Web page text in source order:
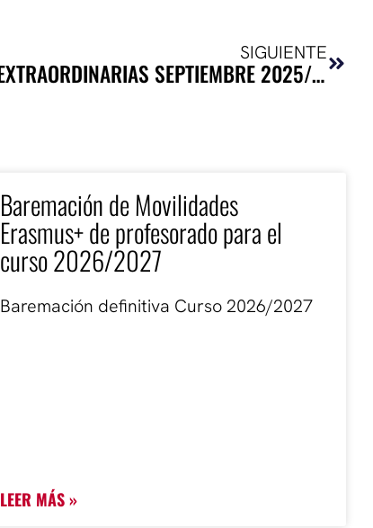
SIGUIENTE
CALENDARIO EVALUACIONES EXTRAORDINARIAS SEPTIEMBRE 2025/2026
Baremación de Movilidades
Erasmus+ de profesorado para el
curso 2026/2027
Baremación definitiva Curso 2026/2027
LEER MÁS »